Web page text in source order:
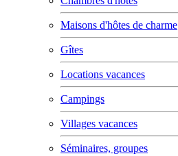
Maisons d'hôtes de charme
Gîtes
Locations vacances
Campings
Villages vacances
Séminaires, groupes